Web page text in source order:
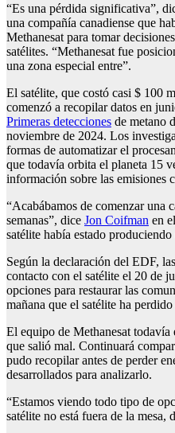
“Es una pérdida significativa”,
una compañía canadiense que
Methanesat para tomar
satélites. “Methanesat fue
una zona especial entre”.
El satélite, que costó casi $ 100
comenzó a recopilar datos en
Primeras detecciones de metano
noviembre de 2024. Los
formas de automatizar el
que todavía orbita el planeta 15
información sobre las emisiones
“Acabábamos de comenzar una
semanas”, dice Jon Coifman en
satélite había estado
Según la declaración del EDF,
contacto con el satélite el 20 de
opciones para restaurar las
mañana que el satélite ha
El equipo de Methanesat todavía
que salió mal. Continuará
pudo recopilar antes de perder
desarrollados para analizarlo.
“Estamos viendo todo tipo de
satélite no está fuera de la mesa,